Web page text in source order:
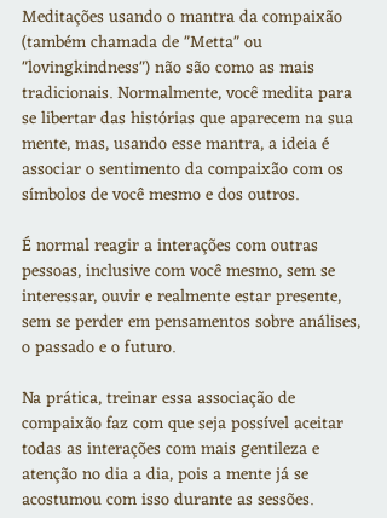
Meditações usando o mantra da compaixão
(também chamada de "Metta" ou
"lovingkindness") não são como as mais
tradicionais. Normalmente, você medita para
se libertar das histórias que aparecem na sua
mente, mas, usando esse mantra, a ideia é
associar o sentimento da compaixão com os
símbolos de você mesmo e dos outros.
​É normal reagir a interações com outras
pessoas, inclusive com você mesmo, sem se
interessar, ouvir e realmente estar presente,
sem se perder em pensamentos sobre análises,
o passado e o futuro.
Na prática, treinar essa associação de
compaixão faz com que seja possível aceitar
todas as interações com mais gentileza e
atenção no dia a dia, pois a mente já se
acostumou com isso durante as sessões.